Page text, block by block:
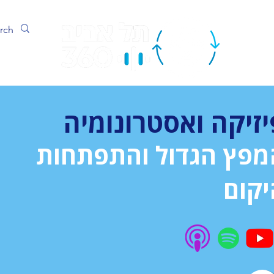
ואסטרונומיה
הגדול והתפתחות